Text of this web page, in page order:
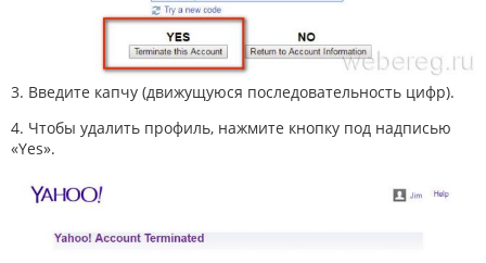
3. Введите капчу (движущуюся последовательность цифр).
4. Чтобы удалить профиль, нажмите кнопку под надписью
«Yes».